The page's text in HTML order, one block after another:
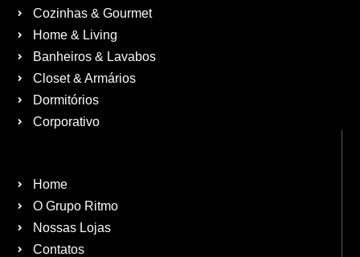
Cozinhas & Gourmet
Home & Living
Banheiros & Lavabos
Closet & Armários
Dormitórios
Corporativo
Home
O Grupo Ritmo
Nossas Lojas
Contatos